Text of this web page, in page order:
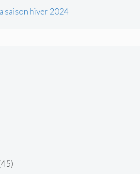
saison hiver 2024